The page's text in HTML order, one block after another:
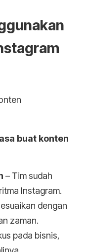
buat konten
– Tim sudah
Instagram.
dengan
zaman.
pada bisnis,